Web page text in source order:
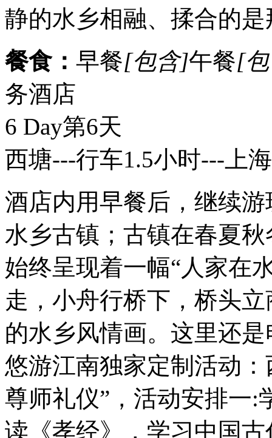
静的水乡相融、揉合的
餐食： 早餐[包含]午餐[
务酒店
6 Day第6天
西塘---行车1.5小时---上海
酒店内用早餐后，继续
水乡古镇；古镇在春夏
始终呈现着一幅“人家在
走，小舟行桥下，桥头
的水乡风情画。这里还
悠游江南独家定制活动
尊师礼仪”，活动安排一:
读《孝经》，学习中国